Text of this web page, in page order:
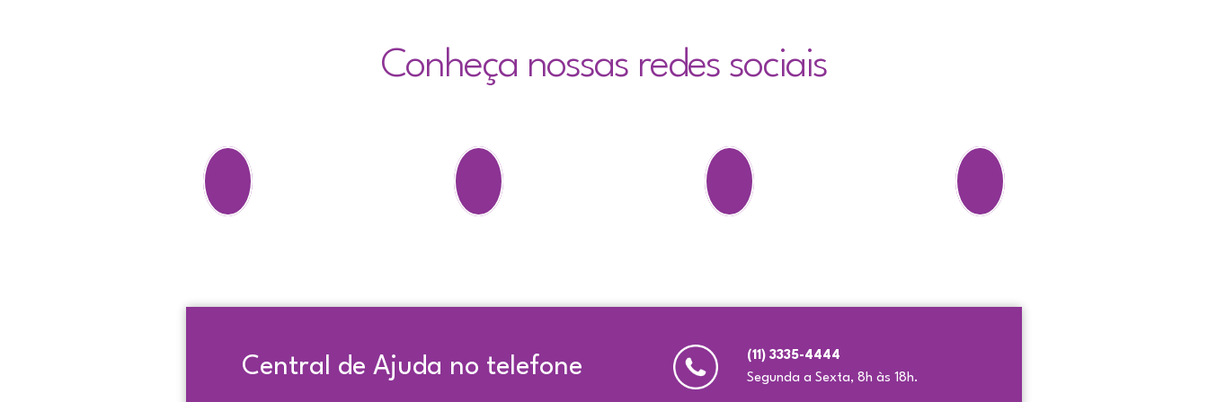
Conheça nossas redes sociais
Central de Ajuda no telefone
(11) 3335-4444
Segunda a Sexta, 8h às 18h.